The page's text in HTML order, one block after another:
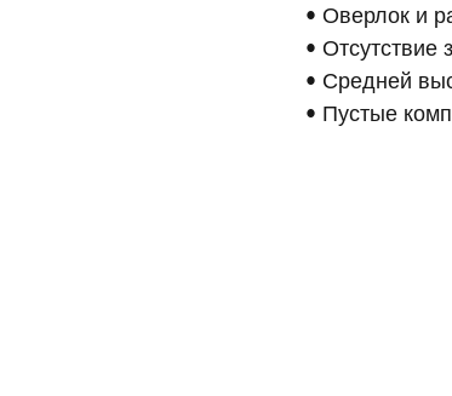
• Оверлок и
• Отсутствие
• Средней
• Пустые